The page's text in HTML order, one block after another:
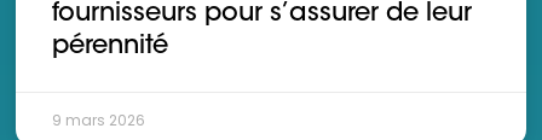
fournisseurs pour s’assurer de leur
pérennité
9 mars 2026